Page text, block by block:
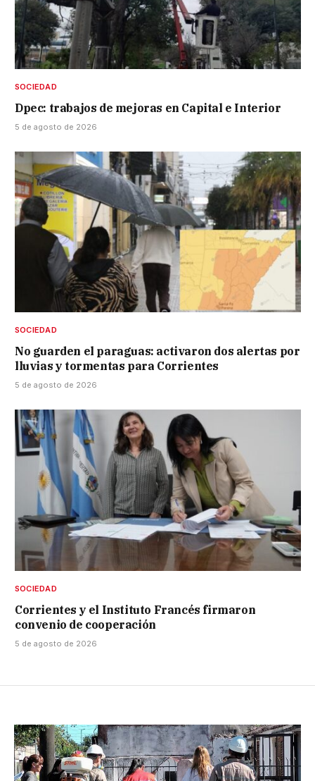
SOCIEDAD
Dpec: trabajos de mejoras en Capital e Interior
5 de agosto de 2026
SOCIEDAD
No guarden el paraguas: activaron dos alertas por
lluvias y tormentas para Corrientes
5 de agosto de 2026
SOCIEDAD
Corrientes y el Instituto Francés firmaron
convenio de cooperación
5 de agosto de 2026